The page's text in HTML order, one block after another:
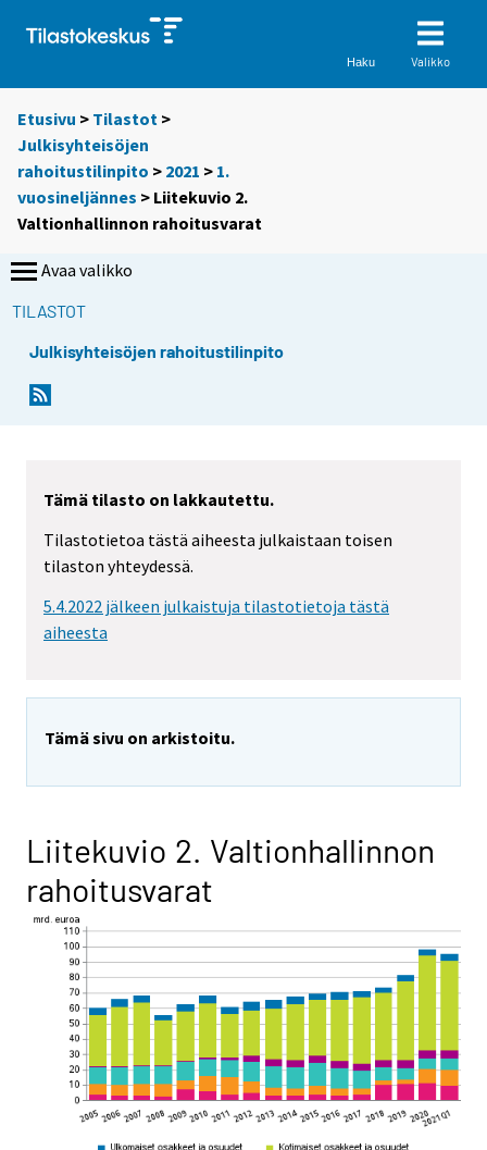
Haku Valikko
Etusivu > Tilastot >
Julkisyhteisöjen
rahoitustilinpito > 2021 > 1.
vuosineljännes > Liitekuvio 2.
Valtionhallinnon rahoitusvarat
Avaa valikko
TILASTOT
Julkisyhteisöjen rahoitustilinpito
Tämä tilasto on lakkautettu.
Tilastotietoa tästä aiheesta julkaistaan toisen
tilaston yhteydessä.
5.4.2022 jälkeen julkaistuja tilastotietoja tästä
aiheesta
Tämä sivu on arkistoitu.
Liitekuvio 2. Valtionhallinnon
rahoitusvarat